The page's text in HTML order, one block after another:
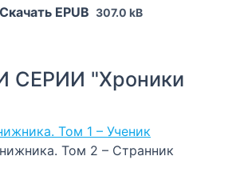
Скачать EPUB 307.0 kB
СЕРИИ "Хроники
Том 1 – Ученик
Том 2 – Странник